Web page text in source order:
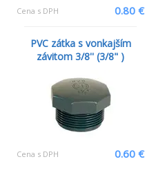
Cena s DPH 0.80 €
PVC zátka s vonkajším
závitom 3/8'' (3/8" )
Cena s DPH 0.60 €